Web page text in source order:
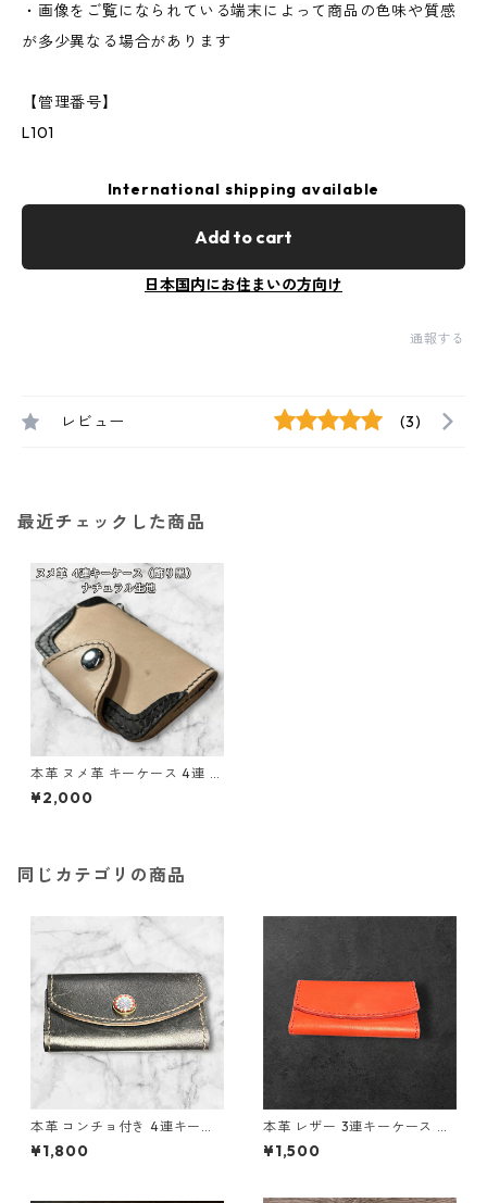
・画像をご覧になられている端末によって商品の色味や質感
が多少異なる場合があります
【管理番号】
L101
International shipping available
Add to cart
日本国内にお住まいの方向け
通報する
レビュー (3)
最近チェックした商品
本革 ヌメ革 キーケース 4連 ナ
チュラル 生成り l101 レザー
ハンドメイド
¥2,000
同じカテゴリの商品
本革 コンチョ付き 4連キーケ
ース ブラック ミント L134 レ
ザー ハンドメイド 経年変化 ギ
¥1,800
本革 レザー 3連キーケース 鍵
キーケース レッド l135 ハンド
メイド 経年変化 ギフト
¥1,500